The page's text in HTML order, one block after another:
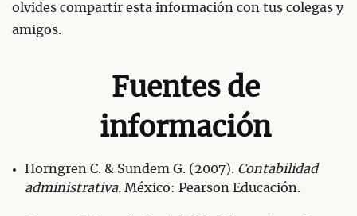
olvides compartir esta información con tus colegas y
amigos.
Fuentes de
información
Horngren C. & Sundem G. (2007). Contabilidad
administrativa. México: Pearson Educación.